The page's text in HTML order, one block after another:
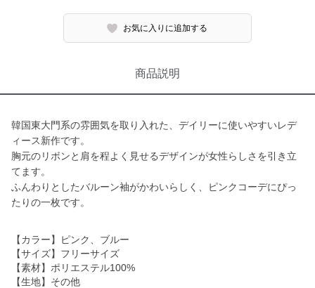
お気に入りに追加する
商品説明
韓国東大門系の雰囲気を取り入れた、デイリーに使いやすいレデ
ィース新作です。
胸元のリボンと肩を程よく見せるデザインが女性らしさを引き立
てます。
ふんわりとしたバルーン袖がかわいらしく、ピンクコーデにぴっ
たりの一枚です。
【カラー】ピンク、ブルー
【サイズ】フリーサイズ
【素材】ポリエステル100%
【生地】その他